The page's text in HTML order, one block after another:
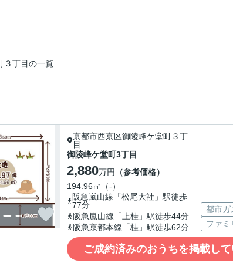
３丁目の一覧
京都市西京区御陵峰ケ堂町３丁
目
御陵峰ケ堂町3丁目
2,880万円
（参考価格）
194.96㎡（-）
阪急嵐山線「松尾大社」駅徒歩
77分
阪急嵐山線「上桂」駅徒歩44分
阪急京都本線「桂」駅徒歩62分
都市ガ
ファミ
ご成約済みのおうちを掲載し